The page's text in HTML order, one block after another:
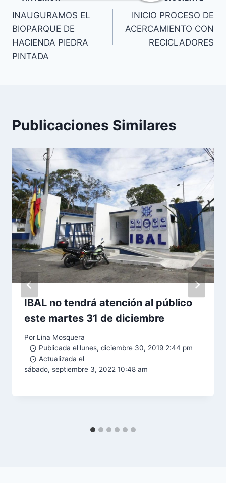
INAUGURAMOS EL
BIOPARQUE DE
HACIENDA PIEDRA
PINTADA
INICIO PROCESO DE
ACERCAMIENTO CON
RECICLADORES
Publicaciones Similares
IBAL no tendrá atención al público
este martes 31 de diciembre
Por Lina Mosquera
Publicada el lunes, diciembre 30, 2019 2:44 pm
Actualizada el
sábado, septiembre 3, 2022 10:48 am